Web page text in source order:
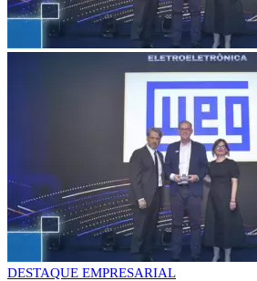
DESTAQUE EMPRESARIAL